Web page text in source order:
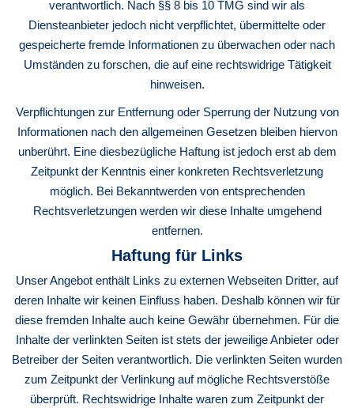
verantwortlich. Nach §§ 8 bis 10 TMG sind wir als
Diensteanbieter jedoch nicht verpflichtet, übermittelte oder
gespeicherte fremde Informationen zu überwachen oder nach
Umständen zu forschen, die auf eine rechtswidrige Tätigkeit
hinweisen.
Verpflichtungen zur Entfernung oder Sperrung der Nutzung von
Informationen nach den allgemeinen Gesetzen bleiben hiervon
unberührt. Eine diesbezügliche Haftung ist jedoch erst ab dem
Zeitpunkt der Kenntnis einer konkreten Rechtsverletzung
möglich. Bei Bekanntwerden von entsprechenden
Rechtsverletzungen werden wir diese Inhalte umgehend
entfernen.
Haftung für Links
Unser Angebot enthält Links zu externen Webseiten Dritter, auf
deren Inhalte wir keinen Einfluss haben. Deshalb können wir für
diese fremden Inhalte auch keine Gewähr übernehmen. Für die
Inhalte der verlinkten Seiten ist stets der jeweilige Anbieter oder
Betreiber der Seiten verantwortlich. Die verlinkten Seiten wurden
zum Zeitpunkt der Verlinkung auf mögliche Rechtsverstöße
überprüft. Rechtswidrige Inhalte waren zum Zeitpunkt der